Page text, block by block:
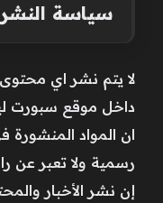
سياسة
لا يتم نشر اي
داخل موقع سبورت
ان المواد
رسمية ولا تعبر عن
إن نشر الأخبار